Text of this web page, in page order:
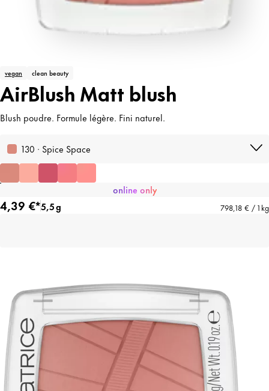
vegan clean beauty
AirBlush Matt blush
Blush poudre. Formule légère. Fini naturel.
130 · Spice Space
online only
4,39 €*5,5 g 798,18 € / 1 kg